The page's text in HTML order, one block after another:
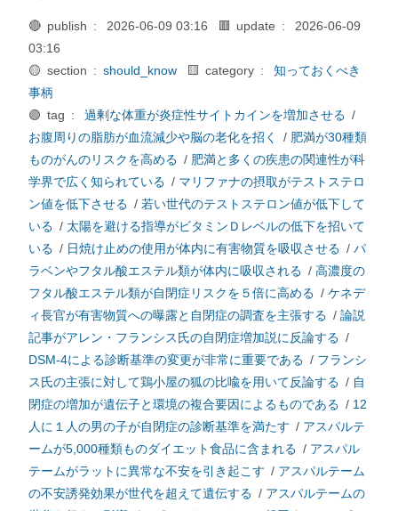
🔴 publish : 2026-06-09 03:16 🟥 update :
2026-06-09
03:16
🟡 section : should_know 🟨 category :
知っておくべき
事柄
🟢 tag :
過剰な体重が炎症性サイトカインを増加させる /
お腹周りの脂肪が血流減少や脳の老化を招く
/ 肥満が30種類
ものがんのリスクを高める / 肥満と多くの疾患の関連性が科
学界で広く知られている / マリファナの摂取がテストステロ
ン値を低下させる / 若い世代のテストステロン値が低下して
いる / 太陽を避ける指導がビタミンＤレベルの低下を招いて
いる / 日焼け止めの使用が体内に有害物質を吸収させる / パ
ラベンやフタル酸エステル類が体内に吸収される / 高濃度の
フタル酸エステル類が自閉症リスクを５倍に高める / ケネデ
ィ長官が有害物質への曝露と自閉症の調査を主張する / 論説
記事がアレン・フランシス氏の自閉症増加説に反論する /
DSM-4による診断基準の変更が非常に重要である / フランシ
ス氏の主張に対して鶏小屋の狐の比喩を用いて反論する / 自
閉症の増加が遺伝子と環境の複合要因によるものである / 12
人に１人の男の子が自閉症の診断基準を満たす / アスパルテ
ームが5,000種類ものダイエット食品に含まれる / アスパル
テームがラットに異常な不安を引き起こす / アスパルテーム
の不安誘発効果が世代を超えて遺伝する / アスパルテームの